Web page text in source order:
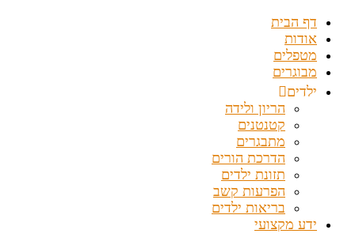
דף הבית
אודות
מטפלים
מבוגרים
ילדים
הריון ולידה
קטנטנים
מתבגרים
הדרכת הורים
תזונת ילדים
הפרעות קשב
בריאות ילדים
ידע מקצועי